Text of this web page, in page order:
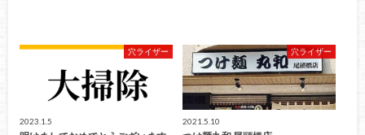
穴ライザー
2023.1.5
穴ライザー
2021.5.10